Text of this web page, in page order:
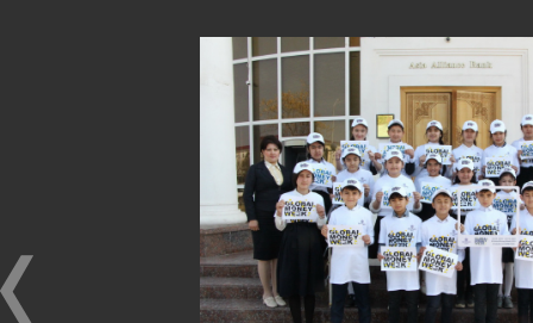
школьников в
филиалах ASIA
ALLIANCE BANK в
преддверии
Всемирной Недели
Денег (GMW)